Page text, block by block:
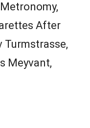
After
Turmstrasse,
Meyvant,